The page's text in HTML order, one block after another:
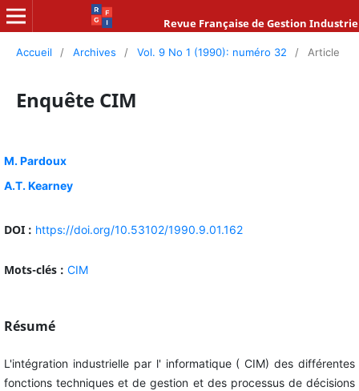
Revue Française de Gestion
Accueil / Archives / Vol. 9 No 1 (1990): numéro 32 / Article
Enquête CIM
M. Pardoux
A.T. Kearney
DOI : https://doi.org/10.53102/1990.9.01.162
Mots-clés : CIM
Résumé
L'intégration industrielle par l' informatique ( CIM) des différentes
fonctions techniques et de gestion et des processus de décisions